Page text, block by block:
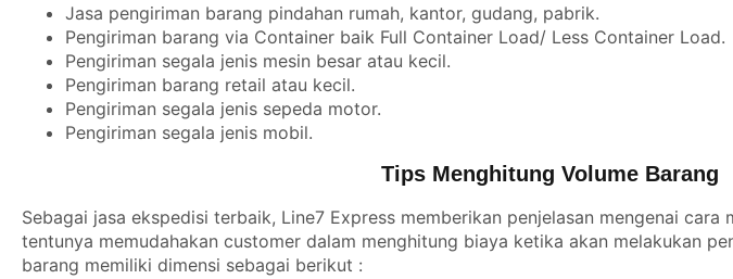
Jasa pengiriman barang pindahan rumah, kantor, gudang, pabrik.
Pengiriman barang via Container baik Full Container Load/ Less Container Load.
Pengiriman segala jenis mesin besar atau kecil.
Pengiriman barang retail atau kecil.
Pengiriman segala jenis sepeda motor.
Pengiriman segala jenis mobil.
Tips Menghitung Volume Barang
Sebagai jasa ekspedisi terbaik, Line7 Express memberikan penjelasan mengenai cara
tentunya memudahakan customer dalam menghitung biaya ketika akan melakukan
barang memiliki dimensi sebagai berikut :